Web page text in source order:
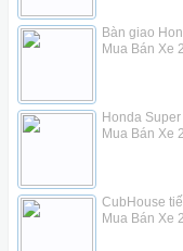
Bàn giao
Mua Bán Xe
Honda
Mua Bán Xe
CubHouse
Mua Bán Xe